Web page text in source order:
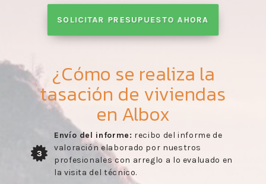
SOLICITAR PRESUPUESTO AHORA
¿Cómo se realiza la
tasación de viviendas
en Albox
3
Envío del informe: recibo del informe de
valoración elaborado por nuestros
profesionales con arreglo a lo evaluado en
la visita del técnico.